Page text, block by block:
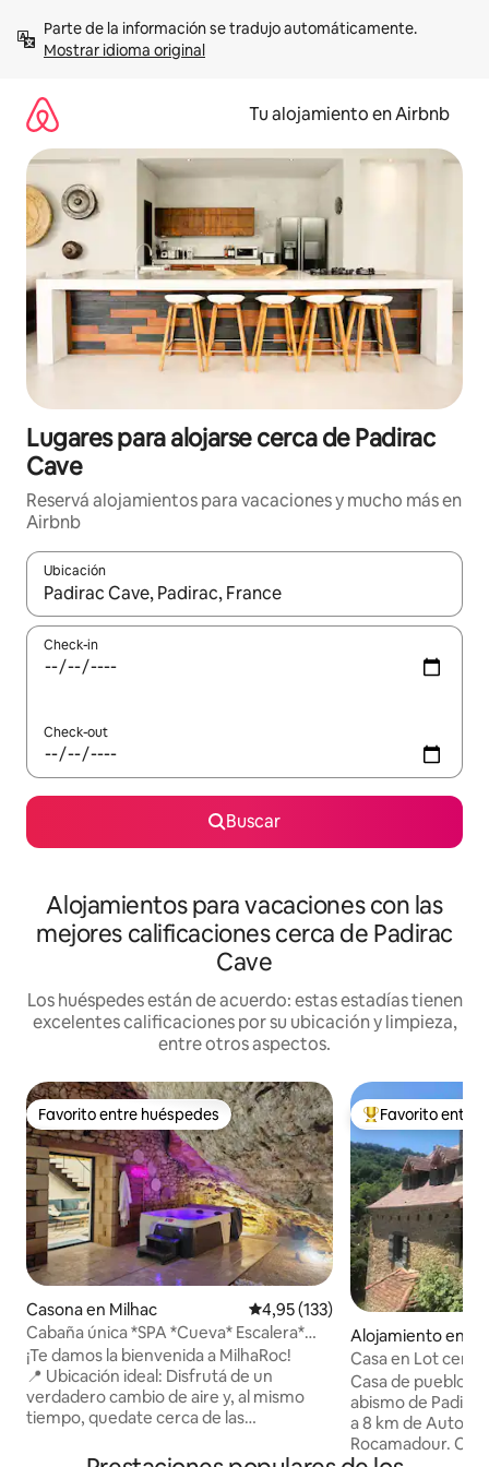
contenidoMostrar idioma original
Tu alojamiento en Airbnb
Lugares para alojarse cerca de Padirac
Cave
Reservá alojamientos para vacaciones y mucho más en
Airbnb
Ubicación
Cuando los resultados estén disponibles, navegá con las
Check-in
Check-out
Buscar
Alojamientos para vacaciones con las
mejores calificaciones cerca de Padirac
Cave
Los huéspedes están de acuerdo: estas estadías tienen
excelentes calificaciones por su ubicación y limpieza,
entre otros aspectos.
Favorito entre huéspedes
Favorito entre huéspedes
Casona en Milhac Calificación promedio: 4,95 de
4,95 (133)
Cabaña única *SPA *Cueva* Escalera*
Estufa a leña
¡Te damos la bienvenida a MilhaRoc!
📍 Ubicación ideal: Disfrutá de un
verdadero cambio de aire y, al mismo
tiempo, quedate cerca de las
que hace que este lugar sea realmente
Favorito entre
Favorito entre
Alojamiento en
Casa en Lot
Padirac/
Casa de pueblo
abismo de
a 8 km de Autoire
Rocamadour.